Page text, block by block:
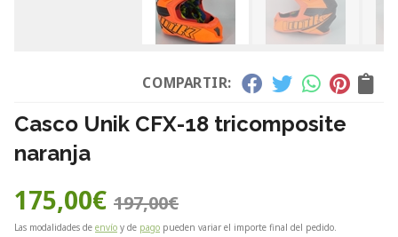
COMPARTIR:
Casco Unik CFX-18 tricomposite
naranja
175,00€ 197,00€
Las modalidades de envío y de pago pueden variar el importe final del pedido.